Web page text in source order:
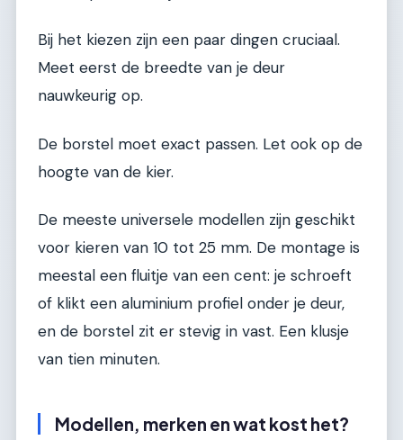
Bij het kiezen zijn een paar dingen cruciaal.
Meet eerst de breedte van je deur
nauwkeurig op.
De borstel moet exact passen. Let ook op de
hoogte van de kier.
De meeste universele modellen zijn geschikt
voor kieren van 10 tot 25 mm. De montage is
meestal een fluitje van een cent: je schroeft
of klikt een aluminium profiel onder je deur,
en de borstel zit er stevig in vast. Een klusje
van tien minuten.
Modellen, merken en wat kost het?